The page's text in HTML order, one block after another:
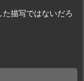
描写ではないだろ